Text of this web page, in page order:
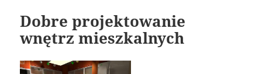
Dobre projektowanie
wnętrz mieszkalnych